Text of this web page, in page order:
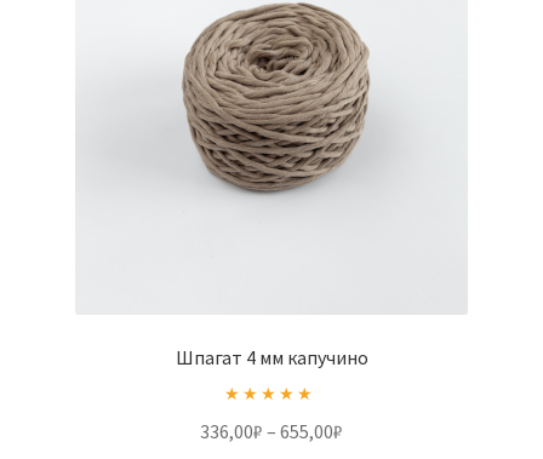
Шпагат 4 мм капучино
336,00₽ – 655,00₽